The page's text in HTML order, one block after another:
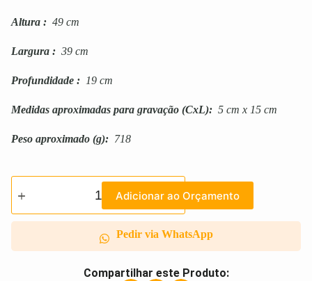
Altura : 49 cm
Largura : 39 cm
Profundidade : 19 cm
Medidas aproximadas para gravação (CxL): 5 cm x 15 cm
Peso aproximado (g): 718
Adicionar ao Orçamento
Pedir via WhatsApp
Compartilhar este Produto: